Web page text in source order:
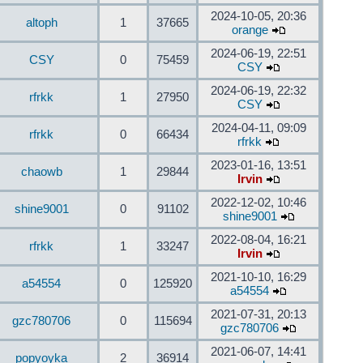
altoph 1 37665
2024-10-05, 20:36
orange
CSY 0 75459
2024-06-19, 22:51
CSY
rfrkk 1 27950
2024-06-19, 22:32
CSY
rfrkk 0 66434
2024-04-11, 09:09
rfrkk
chaowb 1 29844
2023-01-16, 13:51
Irvin
shine9001 0 91102
2022-12-02, 10:46
shine9001
rfrkk 1 33247
2022-08-04, 16:21
Irvin
a54554 0 125920
2021-10-10, 16:29
a54554
gzc780706 0 115694
2021-07-31, 20:13
gzc780706
popyoyka 2 36914
2021-06-07, 14:41